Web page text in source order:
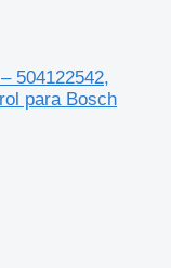
504122542,
para Bosch